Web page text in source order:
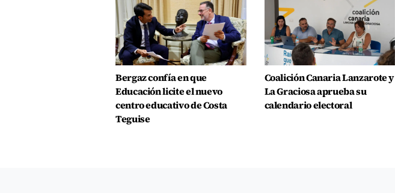
Bergaz confía en que
Educación licite el nuevo
centro educativo de Costa
Teguise
Coalición Canaria Lanzarote y
La Graciosa aprueba su
calendario electoral